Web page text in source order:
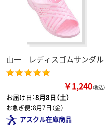
山一 レディスゴムサンダル
￥1,240（税込）
お届け日：8月8日（土）
お急ぎ便：8月7日（金）
アスクル在庫商品